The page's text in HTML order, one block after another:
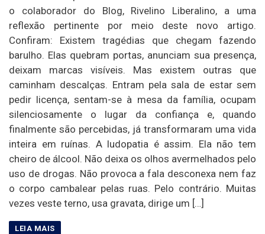
o colaborador do Blog, Rivelino Liberalino, a uma
reflexão pertinente por meio deste novo artigo.
Confiram: Existem tragédias que chegam fazendo
barulho. Elas quebram portas, anunciam sua presença,
deixam marcas visíveis. Mas existem outras que
caminham descalças. Entram pela sala de estar sem
pedir licença, sentam-se à mesa da família, ocupam
silenciosamente o lugar da confiança e, quando
finalmente são percebidas, já transformaram uma vida
inteira em ruínas. A ludopatia é assim. Ela não tem
cheiro de álcool. Não deixa os olhos avermelhados pelo
uso de drogas. Não provoca a fala desconexa nem faz
o corpo cambalear pelas ruas. Pelo contrário. Muitas
vezes veste terno, usa gravata, dirige um […]